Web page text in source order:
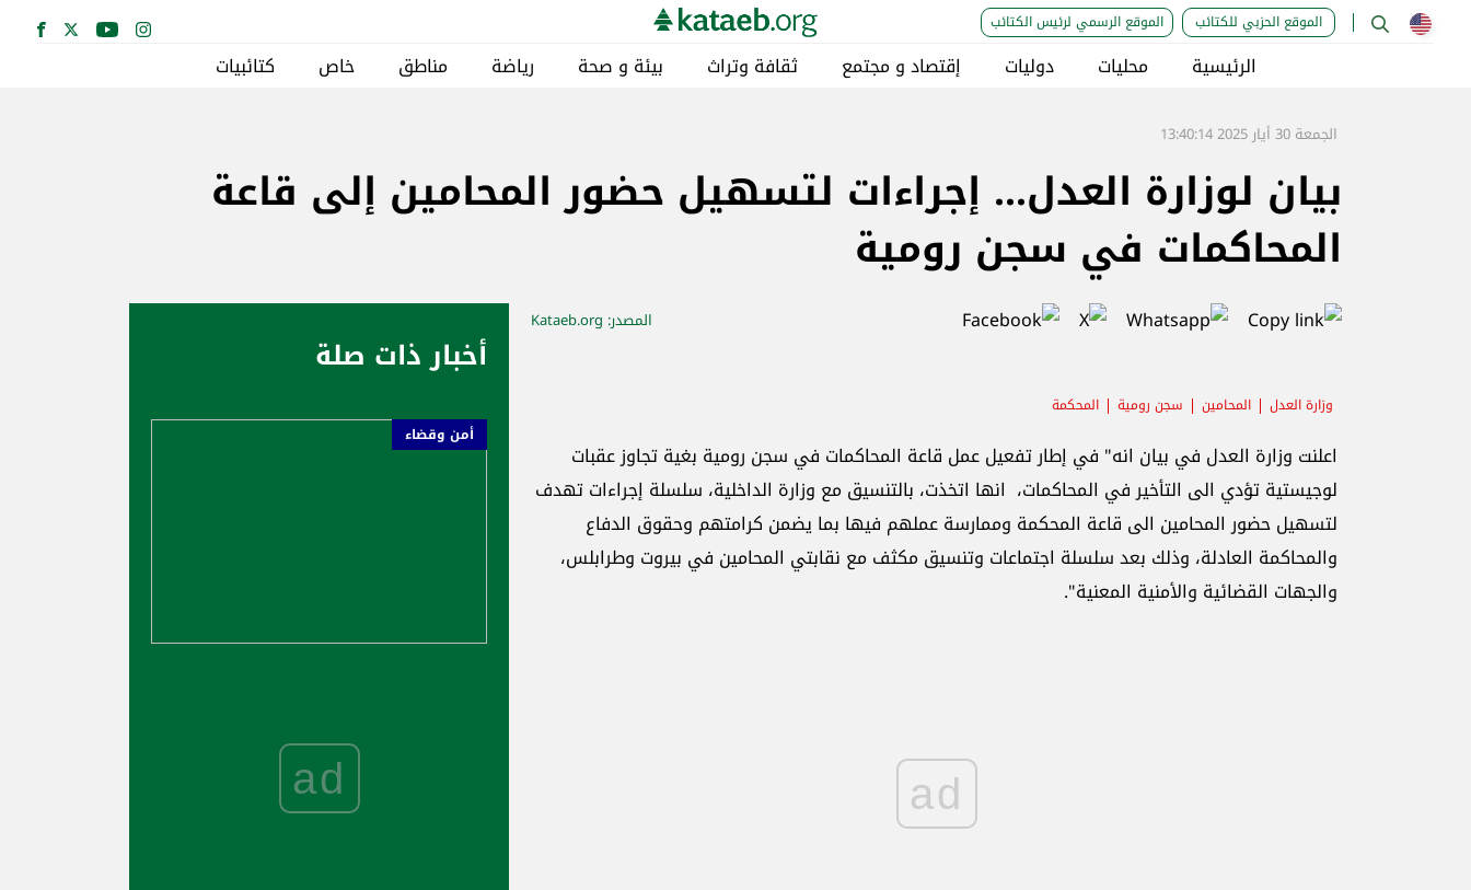
الموقع الحزبي للكتائب الموقع الرسمي لرئيس الكتائب
الرئيسية محليات دوليات إقتصاد و مجتمع ثقافة وتراث بيئة و صحة رياضة مناطق خاص كتائبيات
الجمعة 30 أيار 2025 13:40:14
بيان لوزارة العدل... إجراءات لتسهيل حضور المحامين إلى قاعة
المحاكمات في سجن رومية
المصدر: Kataeb.org
وزارة العدل المحامين سجن رومية المحكمة
اعلنت وزارة العدل في بيان انه" في إطار تفعيل عمل قاعة المحاكمات في سجن رومية بغية تجاوز عقبات
لوجيستية تؤدي الى التأخير في المحاكمات، انها اتخذت، بالتنسيق مع وزارة الداخلية، سلسلة إجراءات تهدف
لتسهيل حضور المحامين الى قاعة المحكمة وممارسة عملهم فيها بما يضمن كرامتهم وحقوق الدفاع
والمحاكمة العادلة، وذلك بعد سلسلة اجتماعات وتنسيق مكثف مع نقابتي المحامين في بيروت وطرابلس،
والجهات القضائية والأمنية المعنية".
ad
أخبار ذات صلة
أمن وقضاء
ad